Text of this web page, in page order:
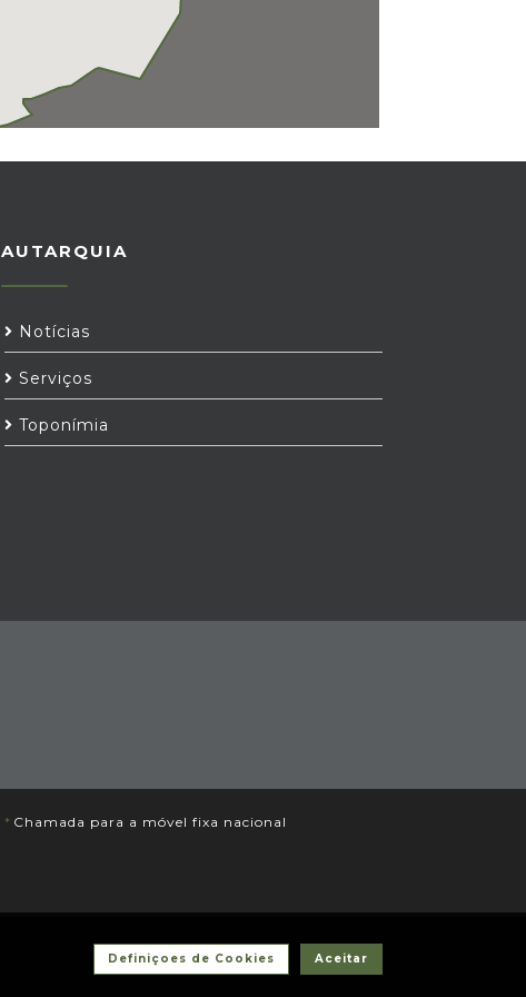
AUTARQUIA
Notícias
Serviços
Toponímia
* Chamada para a móvel fixa nacional
Aceitar
Definiçoes de Cookies